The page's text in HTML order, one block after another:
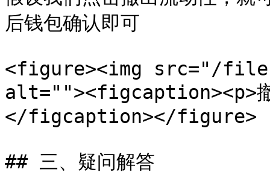
后钱包确认即可
<figure><img src="/
alt=""><figcaption><p>撤
</figcaption></figure>
## 三、疑问解答